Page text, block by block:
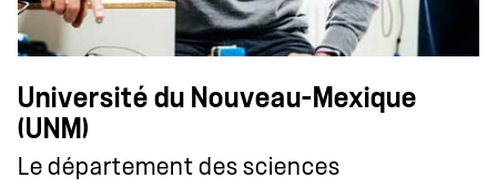
Université du Nouveau-Mexique
(UNM)
Le département des sciences